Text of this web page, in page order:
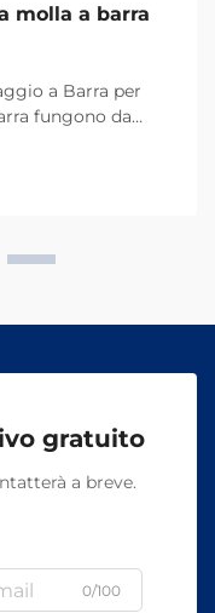
molla a barra
a Barra per
fungono da
il mondo.
binari
causate dal
gratuito
a breve.
0/100